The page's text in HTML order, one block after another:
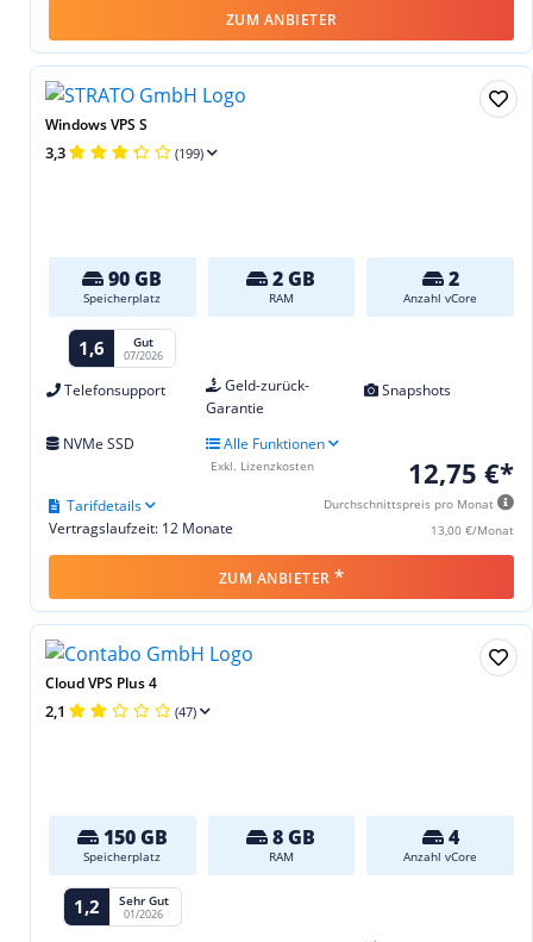
ZUM ANBIETER
Windows VPS S
3,3 (199)
90 GB
Speicherplatz
2 GB
RAM
2
Anzahl vCore
1,6 Gut
07/2026
Telefonsupport
Geld-zurück-
Garantie
Snapshots
NVMe SSD Alle Funktionen
12,75 €*
Durchschnittspreis pro Monat
13,00 €/Monat
Vertragslaufzeit: 12 Monate
Tarifdetails
Exkl. Lizenzkosten
ZUM ANBIETER *
Cloud VPS Plus 4
2,1 (47)
150 GB
Speicherplatz
8 GB
RAM
4
Anzahl vCore
1,2 Sehr Gut
01/2026